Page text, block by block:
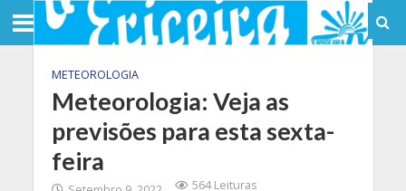
METEOROLOGIA
Meteorologia: Veja as
previsões para esta sexta-
feira
564 Leituras